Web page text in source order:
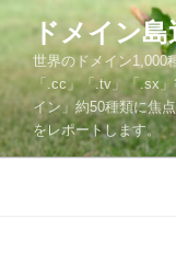
content
ドメイン島
世界のドメイン1,000
「.cc」「.tv」「.sx
イン」約50種類に焦
をレポートします。